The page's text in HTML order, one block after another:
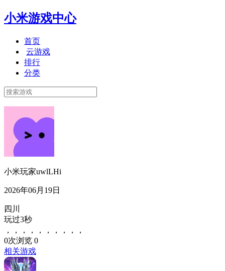
小米游戏中心
首页
云游戏
排行
分类
小米玩家uwlLHi
2026年06月19日
四川
玩过3秒
，，，，，，，，，，
0次浏览 0
相关游戏